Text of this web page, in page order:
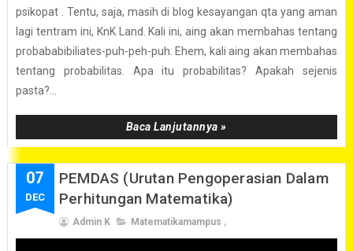
psikopat . Tentu, saja, masih di blog kesayangan qta yang aman
lagi tentram ini, KnK Land. Kali ini, aing akan membahas tentang
probababibiliates-puh-peh-puh. Ehem, kali aing akan membahas
tentang probabilitas. Apa itu probabilitas? Apakah sejenis
pasta?...
Baca Lanjutannya »
07
DEC
PEMDAS (Urutan Pengoperasian Dalam
Perhitungan Matematika)
Admin K Matematikamampus ,